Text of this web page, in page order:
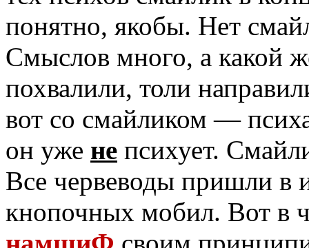
понятно, якобы. Нет
Смыслов много, а какой
похвалили, толи
вот со смайликом —
он уже не психует.
Все червеводы пришли в
кнопочных мобил. Вот в